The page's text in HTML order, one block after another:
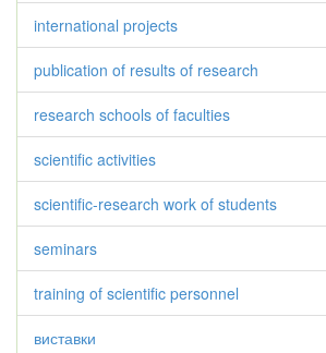
international projects
publication of results of research
research schools of faculties
scientific activities
scientific-research work of students
seminars
training of scientific personnel
виставки